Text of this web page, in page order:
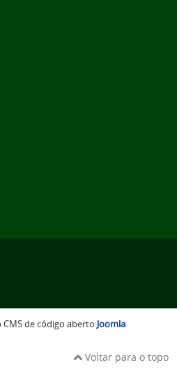
de código aberto Joomla
Voltar para o topo